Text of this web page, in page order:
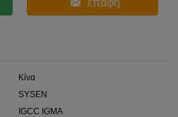
Κίνα
SYSEN
IGCC IGMA